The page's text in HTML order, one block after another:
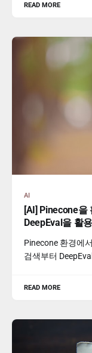
READ MORE
AI
[AI] Pinecone을
DeepEval을 활
Pinecone 환경에
검색부터
READ MORE